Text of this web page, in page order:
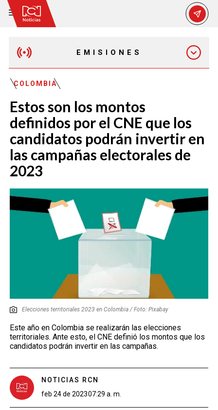
EMISIONES
EMISIÓN 12:30 PM
EMISIÓN 7:00 PM
COLOMBIA
Estos son los montos
definidos por el CNE que los
candidatos podrán invertir en
las campañas electorales de
2023
Elecciones territoriales 2023 en Colombia / Foto: Pixabay
Este año en Colombia se realizarán las elecciones
territoriales. Ante esto, el CNE definió los montos que los
candidatos podrán invertir en las campañas.
NOTICIAS RCN
feb 24 de 202307:29 a. m.